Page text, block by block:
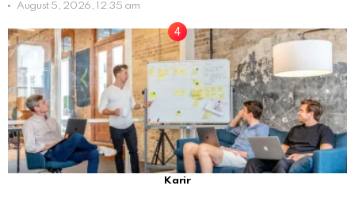
August 5, 2026, 12:35 am
Karir